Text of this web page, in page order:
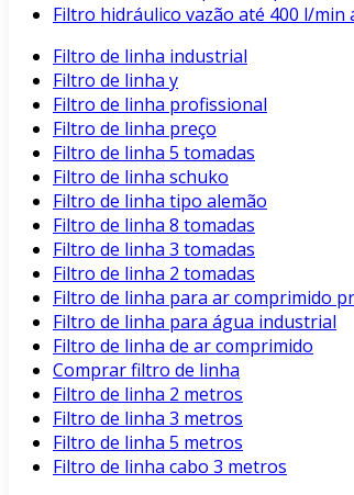
Filtro hidráulico vazão até 400 l/
Filtro de linha industrial
Filtro de linha y
Filtro de linha profissional
Filtro de linha preço
Filtro de linha 5 tomadas
Filtro de linha schuko
Filtro de linha tipo alemão
Filtro de linha 8 tomadas
Filtro de linha 3 tomadas
Filtro de linha 2 tomadas
Filtro de linha para ar comprimido
Filtro de linha para água industrial
Filtro de linha de ar comprimido
Comprar filtro de linha
Filtro de linha 2 metros
Filtro de linha 3 metros
Filtro de linha 5 metros
Filtro de linha cabo 3 metros